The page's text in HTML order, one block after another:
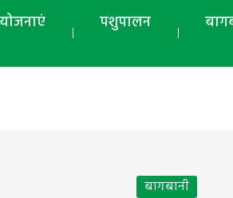
योजनाएं पशुपालन
बागबानी